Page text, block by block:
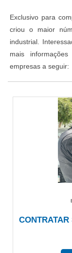
Exclusivo para
criou o maior
industrial.
mais
empresas a seguir: